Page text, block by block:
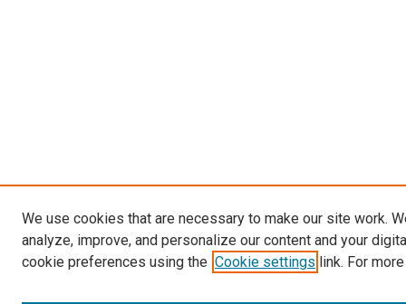
We use cookies that are necessary to make our site work.
analyze, improve, and personalize our content and your
cookie preferences using the Cookie settings link. For